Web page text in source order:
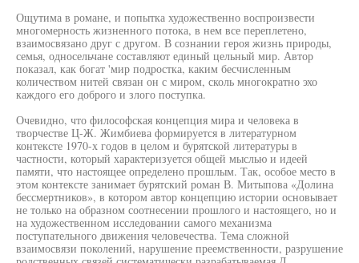
Ощутима в романе, и попытка художественно воспроизвести
многомерность жизненного потока, в нем все переплетено,
взаимосвязано друг с другом. В сознании героя жизнь природы,
семья, односельчане составляют единый цельный мир. Автор
показал, как богат 'мир подростка, каким бесчисленным
количеством нитей связан он с миром, сколь многократно эхо
каждого его доброго и злого поступка.
Очевидно, что философская концепция мира и человека в
творчестве Ц-Ж. Жимбиева формируется в литературном
контексте 1970-х годов в целом и бурятской литературы в
частности, который характеризуется общей мыслью и идеей
памяти, что настоящее определено прошлым. Так, особое место в
этом контексте занимает бурятский роман В. Митыпова «Долина
бессмертников», в котором автор концепцию истории основывает
не только на образном соотнесении прошлого и настоящего, но и
на художественном исследовании самого механизма
поступательного движения человечества. Тема сложной
взаимосвязи поколений, нарушение преемственности, разрушение